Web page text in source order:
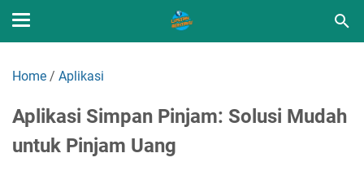
Home / Aplikasi
Aplikasi Simpan Pinjam: Solusi Mudah
untuk Pinjam Uang